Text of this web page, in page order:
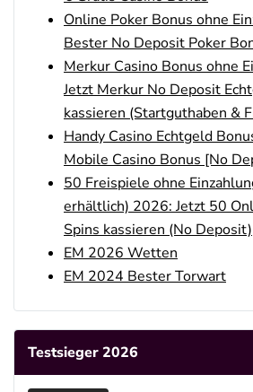
Zum Sportwetten
Online Poker Bonus ohne
Bester No Deposit Poker
Merkur Casino Bonus ohne
Jetzt Merkur No Deposit
kassieren (Startguthaben &
Handy Casino Echtgeld
Mobile Casino Bonus [No
50 Freispiele ohne
erhältlich) 2026: Jetzt 50
Spins kassieren (No Deposit)
EM 2026 Wetten
EM 2024 Bester Torwart
Testsieger 2026